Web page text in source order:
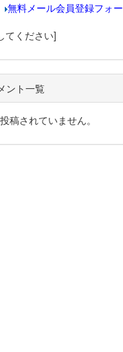
無料メール会員登録フォ
てください]
ント一覧
稿されていません。